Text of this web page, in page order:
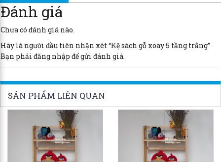
Đánh giá
Chưa có đánh giá nào.
Hãy là người đầu tiên nhận xét “Kệ sách gỗ xoay 5 tầng trắng”
Bạn phải đăng nhập để gửi đánh giá.
SẢN PHẨM LIÊN QUAN